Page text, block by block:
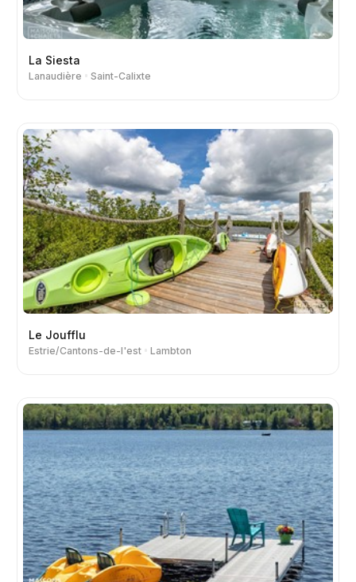
La Siesta
Lanaudière Saint-Calixte
Le Joufflu
Estrie/Cantons-de-l'est Lambton